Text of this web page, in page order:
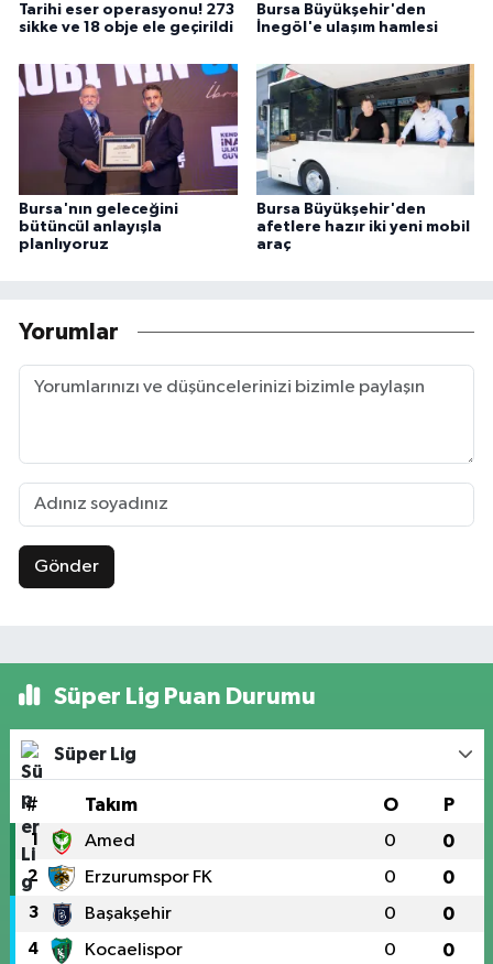
Tarihi eser operasyonu! 273
sikke ve 18 obje ele geçirildi
Bursa Büyükşehir'den
İnegöl'e ulaşım hamlesi
Bursa'nın geleceğini
bütüncül anlayışla
planlıyoruz
Bursa Büyükşehir'den
afetlere hazır iki yeni mobil
araç
Yorumlar
Gönder
Süper Lig Puan Durumu
Süper Lig
# Takım O P
1 Amed 0 0
2 Erzurumspor FK 0 0
3 Başakşehir 0 0
4 Kocaelispor 0 0